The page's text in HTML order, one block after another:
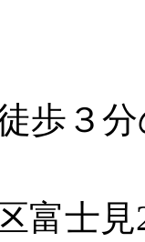
歩３
富士見